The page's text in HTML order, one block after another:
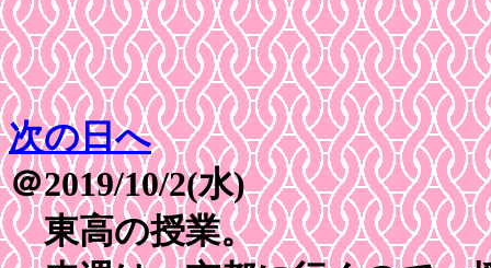
次の日へ
＠2019/10/2(水)
東高の授業。